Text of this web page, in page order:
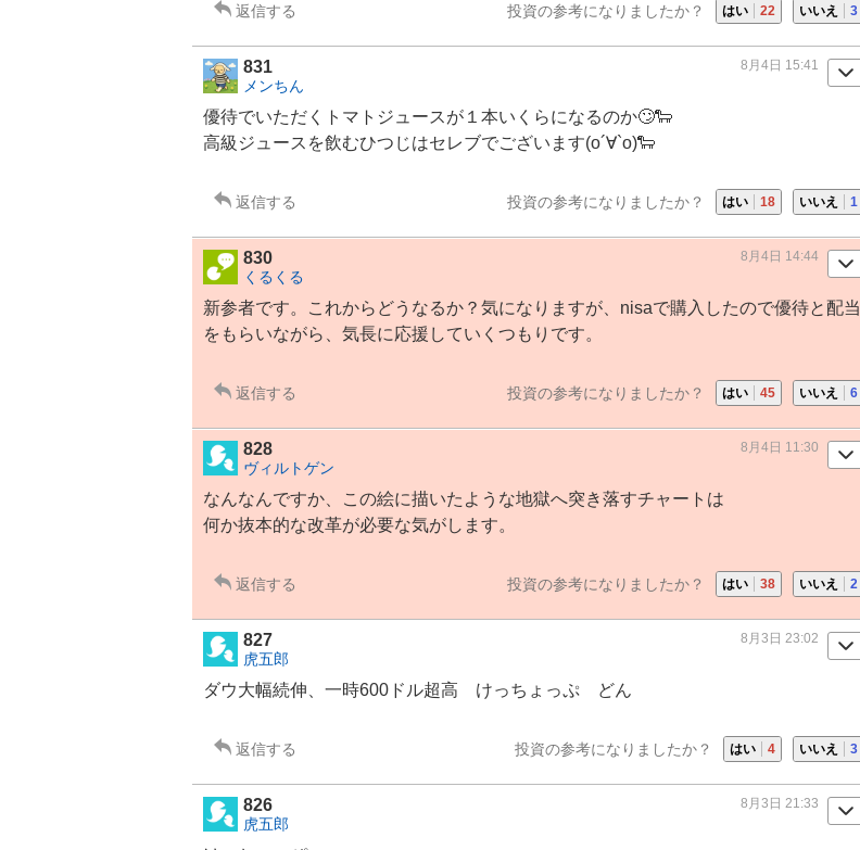
返信する 投資の参考になりましたか？ はい 22 いいえ 3
831
メンちん
8月4日 15:41
優待でいただくトマト ジュースが１本いくらになるのか🙄🐑
高級ジュースを飲むひつじはセレブでございます(о´∀`о)🐑
返信する 投資の参考になりましたか？ はい 18 いいえ 1
830
くるくる
8月4日 14:44
新参者です。これからどうなるか？気になりますが、nisaで購入したので優待と配当
をもらいながら、気長に応援していくつもりです。
返信する 投資の参考になりましたか？ はい 45 いいえ 6
828
ヴィルトゲン
8月4日 11:30
なんなんですか、この絵に描いたような地獄へ突き落すチャートは
何か抜本的な改革が必要な気がします。
返信する 投資の参考になりましたか？ はい 38 いいえ 2
827
虎五郎
8月3日 23:02
ダウ大幅続伸、一時600ドル超高 けっちょっぷ どん
返信する 投資の参考になりましたか？ はい 4 いいえ 3
826
虎五郎
8月3日 21:33